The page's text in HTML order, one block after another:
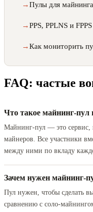
Пулы для
PPS, PPLNS и FPPS
Как мониторить
FAQ: частые
Что такое майнинг-
Майнинг-пул — это сервис,
майнеров. Все участники
между ними по вкладу
Зачем нужен майнинг-
Пул нужен, чтобы сделать
сравнению с соло-